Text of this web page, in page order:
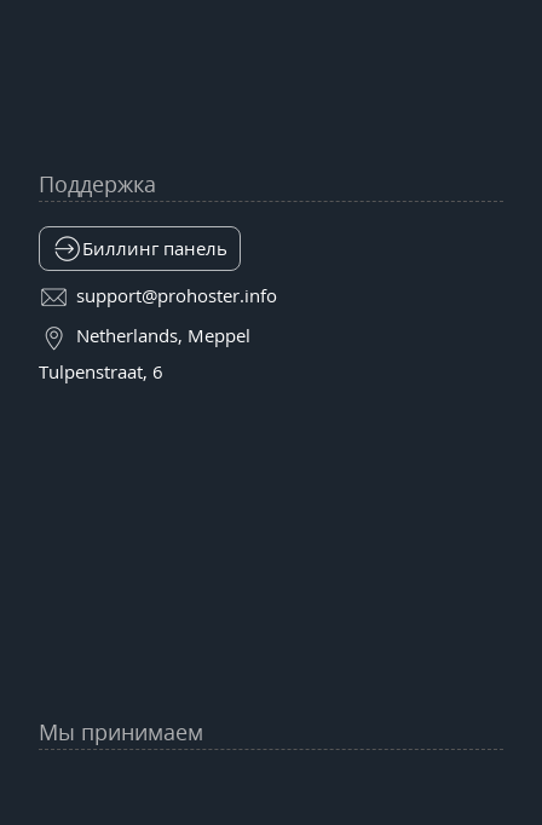
Поддержка
Биллинг панель
support@prohoster.info
Netherlands, Meppel
Tulpenstraat, 6
Мы принимаем